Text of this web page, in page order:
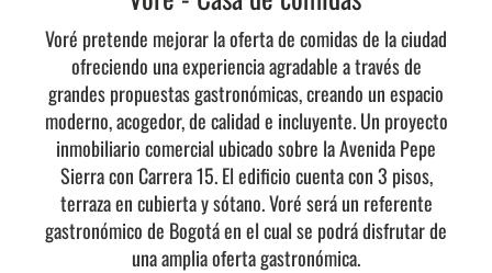
Voré pretende mejorar la oferta de comidas de la ciudad
ofreciendo una experiencia agradable a través de
grandes propuestas gastronómicas, creando un espacio
moderno, acogedor, de calidad e incluyente. Un proyecto
inmobiliario comercial ubicado sobre la Avenida Pepe
Sierra con Carrera 15. El edificio cuenta con 3 pisos,
terraza en cubierta y sótano. Voré será un referente
gastronómico de Bogotá en el cual se podrá disfrutar de
una amplia oferta gastronómica.